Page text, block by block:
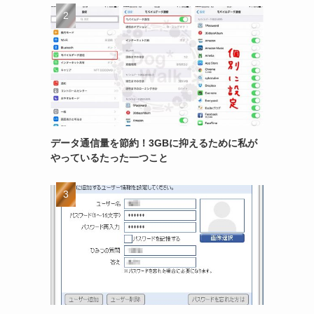
データ通信量を節約！3GBに抑えるために私が
やっているたった一つこと